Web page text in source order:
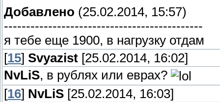
Добавлено (25.02.2014, 15:57)
---------------------------------------------
я тебе еще 1900, в нагрузку отдам
[15] Svyazist [25.02.2014, 16:02]
NvLiS, в рублях или еврах?
[16] NvLiS [25.02.2014, 16:03]